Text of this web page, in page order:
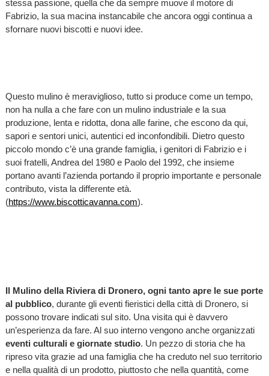
stessa passione, quella che da sempre muove il motore di
Fabrizio, la sua macina instancabile che ancora oggi continua a
sfornare nuovi biscotti e nuovi idee.
Questo mulino è meraviglioso, tutto si produce come un tempo,
non ha nulla a che fare con un mulino industriale e la sua
produzione, lenta e ridotta, dona alle farine, che escono da qui,
sapori e sentori unici, autentici ed inconfondibili. Dietro questo
piccolo mondo c’è una grande famiglia, i genitori di Fabrizio e i
suoi fratelli, Andrea del 1980 e Paolo del 1992, che insieme
portano avanti l’azienda portando il proprio importante e personale
contributo, vista la differente età.
(https://www.biscotticavanna.com).
Il Mulino della Riviera di Dronero, ogni tanto apre le sue porte
al pubblico, durante gli eventi fieristici della città di Dronero, si
possono trovare indicati sul sito. Una visita qui è davvero
un’esperienza da fare. Al suo interno vengono anche organizzati
eventi culturali e giornate studio. Un pezzo di storia che ha
ripreso vita grazie ad una famiglia che ha creduto nel suo territorio
e nella qualità di un prodotto, piuttosto che nella quantità, come